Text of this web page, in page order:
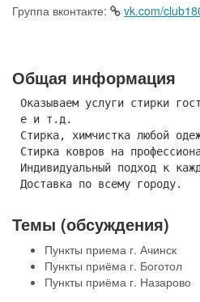
Группа вконтакте:
vk.com/
Общая информация
Оказываем услуги стирки
е и т.д.
Стирка, химчистка любой
Стирка ковров на
Индивидуальный подход к
Доставка по всему городу.
Темы (обсуждения)
Пункты приема г. Ачинск
Пункты приёма г. Боготол
Пункты приёма г. Назарово